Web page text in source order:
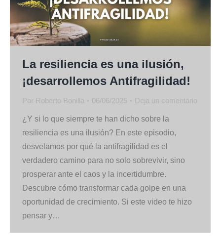
La resiliencia es una ilusión,
¡desarrollemos Antifragilidad!
Por Roberto Bonilla 06/06/2025 Deja un comentario
¿Y si lo que siempre te han dicho sobre la
resiliencia es una ilusión? En este episodio,
desvelamos por qué la antifragilidad es el
verdadero camino para no solo sobrevivir, sino
prosperar ante el caos y la incertidumbre.
Descubre cómo transformar cada golpe en una
oportunidad de crecimiento. Si este video te hizo
pensar y…